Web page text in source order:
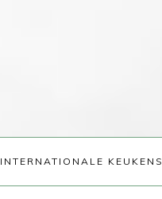
INTERNATIONALE KEUKENS